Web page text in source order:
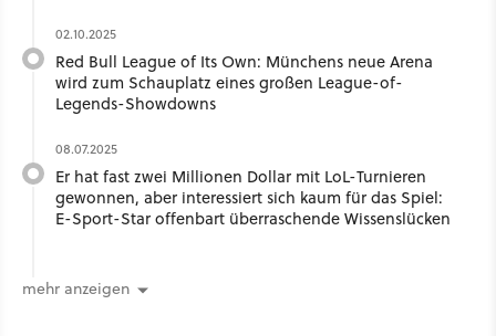
02.10.2025
Red Bull League of Its Own: Münchens neue Arena
wird zum Schauplatz eines großen League-of-
Legends-Showdowns
08.07.2025
Er hat fast zwei Millionen Dollar mit LoL-Turnieren
gewonnen, aber interessiert sich kaum für das Spiel:
E-Sport-Star offenbart überraschende Wissenslücken
mehr anzeigen